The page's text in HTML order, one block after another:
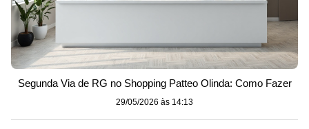
Segunda Via de RG no Shopping Patteo Olinda: Como Fazer
29/05/2026 às 14:13